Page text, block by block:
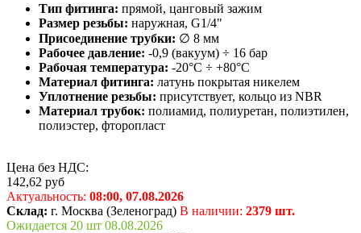
Тип фитинга: прямой, цанговый зажим
Размер резьбы: наружная, G1/4"
Присоединение трубки: ∅ 8 мм
Рабочее давление: -0,9 (вакуум) ÷ 16 бар
Рабочая температура: -20°С ÷ +80°С
Материал фитинга: латунь покрытая никелем
Уплотнение резьбы: присутствует, кольцо из NBR
Материал трубок: полиамид, полиуретан, полиэтилен,
полиэстер, фторопласт
Цена без НДС:
142,62 руб
Актуальность: 08:00, 07.08.2026
Склад: г. Москва (Зеленоград) В наличии: 2379 шт.
Ожидается 20 шт 08.08.2026